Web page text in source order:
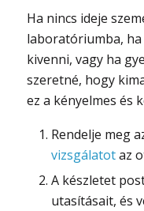
Ha nincs ideje
laboratóriumba,
kivenni, vagy ha
szeretné, hogy
ez a kényelmes és
Rendelje meg
vizsgálatotaz
A készletet
utasításait, és